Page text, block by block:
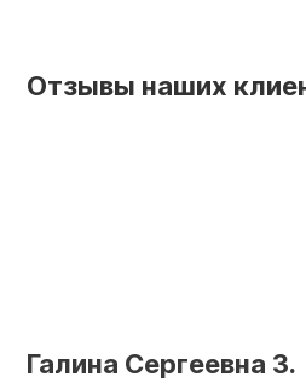
Отзывы наших
Галина Сергеевна З.